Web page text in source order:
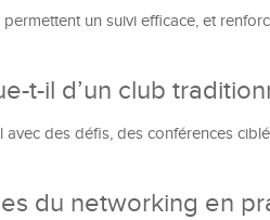
un suivi efficace, et
t-il d’un club
des défis, des conférences
du networking en